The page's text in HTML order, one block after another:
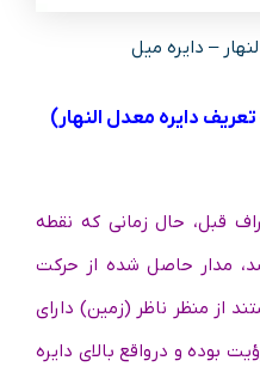
– دایره میل
دایره معدل النهار)
قبل، حال زمانی که نقطه
مدار حاصل شده از حرکت
از منظر ناظر (زمین) دارای
و درواقع بالای دایره